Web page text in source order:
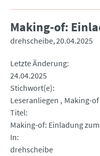
Making-of:
drehscheibe 20.04.2025
Letzte Änderung
24.04.2025
Stichwort(e)
Leseranliegen
Making-of
Titel
Making-of: Einladung
In
drehscheibe